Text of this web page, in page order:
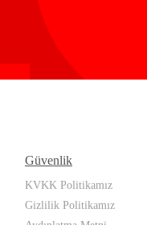
Güvenlik
KVKK Politikamız
Gizlilik Politikamız